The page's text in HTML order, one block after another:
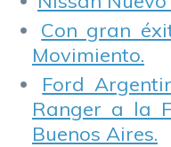
Con gran
Movimiento.
Ford
Ranger a la
Buenos Aires.